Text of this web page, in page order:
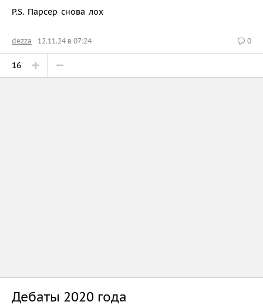
P.S. Парсер снова лох
dezza 12.11.24 в 07:24 0
16
Дебаты 2020 года